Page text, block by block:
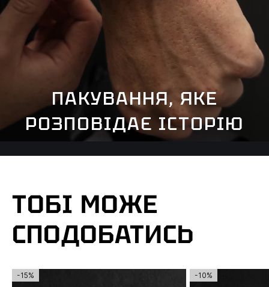
ПАКУВАННЯ, ЯКЕ
РОЗПОВІДАЄ ІСТОРІЮ
ТОБІ МОЖЕ
СПОДОБАТИСЬ
-15% -10%